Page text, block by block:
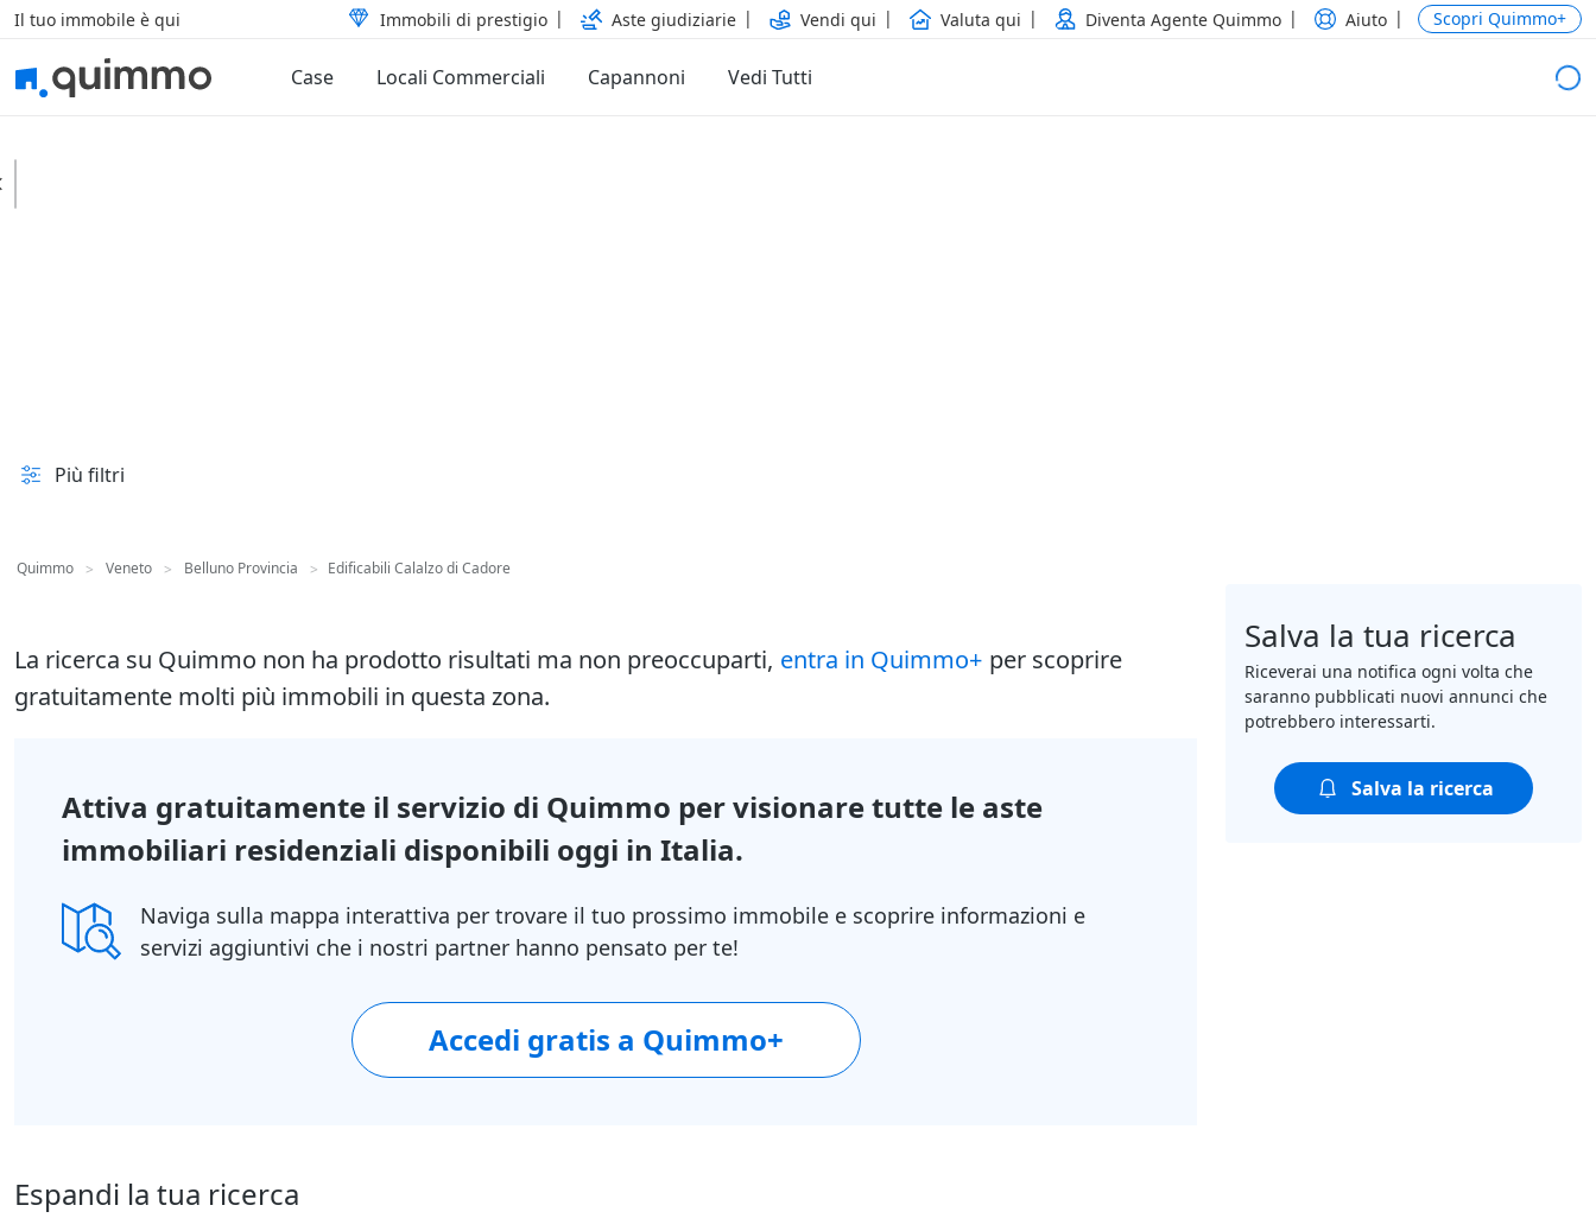
Il tuo immobile è qui Immobili di prestigio Aste giudiziarie Vendi qui Valuta qui Diventa Agente Quimmo Aiuto Scopri Quimmo+
Case Locali Commerciali Capannoni Vedi Tutti
Più filtri
Quimmo > Veneto > Belluno Provincia > Edificabili Calalzo di Cadore
La ricerca su Quimmo non ha prodotto risultati ma non preoccuparti, entra in Quimmo+ per scoprire
gratuitamente molti più immobili in questa zona.
Attiva gratuitamente il servizio di Quimmo per visionare tutte le aste
immobiliari residenziali disponibili oggi in Italia.
Naviga sulla mappa interattiva per trovare il tuo prossimo immobile e scoprire informazioni e
servizi aggiuntivi che i nostri partner hanno pensato per te!
Accedi gratis a Quimmo+
Espandi la tua ricerca
Salva la tua ricerca
Riceverai una notifica ogni volta che
saranno pubblicati nuovi annunci che
potrebbero interessarti.
Salva la ricerca